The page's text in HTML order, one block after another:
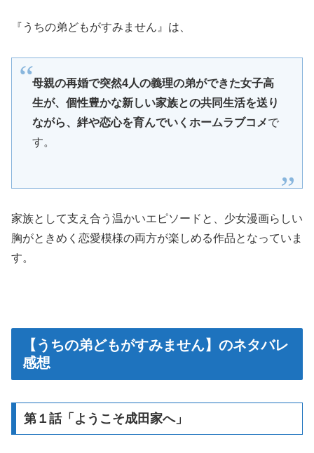
『うちの弟どもがすみません』は、
母親の再婚で突然4人の義理の弟ができた女子高
生が、個性豊かな新しい家族との共同生活を送り
ながら、絆や恋心を育んでいくホームラブコメで
す。
家族として支え合う温かいエピソードと、少女漫画らしい
胸がときめく恋愛模様の両方が楽しめる作品となっていま
す。
【うちの弟どもがすみません】のネタバレ
感想
第１話「ようこそ成田家へ」